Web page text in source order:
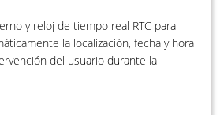
y reloj de tiempo real RTC para
la localización, fecha y hora
del usuario durante la